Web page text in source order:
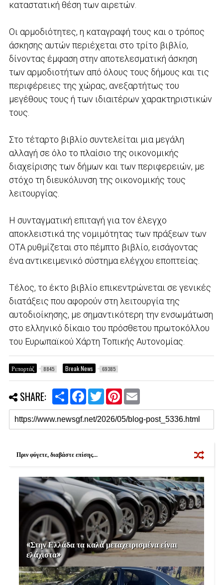
καταστατική θέση των αιρετών.
Οι αρμοδιότητες, η καταγραφή τους και ο τρόπος
άσκησης αυτών περιέχεται στο τρίτο βιβλίο,
δίνοντας έμφαση στην αποτελεσματική άσκηση
των αρμοδιοτήτων από όλους τους δήμους και τις
περιφέρειες της χώρας, ανεξαρτήτως του
μεγέθους τους ή των ιδιαιτέρων χαρακτηριστικών
τους.
Στο τέταρτο βιβλίο συντελείται μια μεγάλη
αλλαγή σε όλο το πλαίσιο της οικονομικής
διαχείρισης των δήμων και των περιφερειών, με
στόχο τη διευκόλυνση της οικονομικής τους
λειτουργίας.
Η συνταγματική επιταγή για τον έλεγχο
αποκλειστικά της νομιμότητας των πράξεων των
ΟΤΑ ρυθμίζεται στο πέμπτο βιβλίο, εισάγοντας
ένα αντικειμενικό σύστημα ελέγχου εποπτείας.
Τέλος, το έκτο βιβλίο επικεντρώνεται σε γενικές
διατάξεις που αφορούν στη λειτουργία της
αυτοδιοίκησης, με σημαντικότερη την ενσωμάτωση
στο ελληνικό δίκαιο του πρόσθετου πρωτοκόλλου
του Ευρωπαϊκού Χάρτη Τοπικής Αυτονομίας.
Ρεπορτάζ 8845 Break News 69385
SHARE:
S
a
r
e
F
c
e
b
o
T
i
t
t
e
P
n
t
e
r
E
a
i
l
Πριν φύγετε, διαβάστε επίσης...
«Στην Ελλάδα τα καλά μεταχειρισμένα είναι
ελάχιστα»